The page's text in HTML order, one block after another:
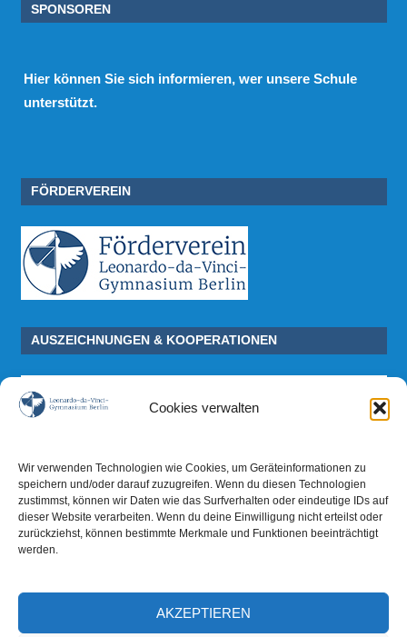
Cookies verwalten
Wir verwenden Technologien wie Cookies, um Geräteinformationen zu
speichern und/oder darauf zuzugreifen. Wenn du diesen Technologien
zustimmst, können wir Daten wie das Surfverhalten oder eindeutige IDs auf
dieser Website verarbeiten. Wenn du deine Einwilligung nicht erteilst oder
zurückziehst, können bestimmte Merkmale und Funktionen beeinträchtigt
werden.
AKZEPTIEREN
SPONSOREN
Hier können Sie sich informieren, wer unsere Schule
unterstützt.
FÖRDERVEREIN
AUSZEICHNUNGEN & KOOPERATIONEN